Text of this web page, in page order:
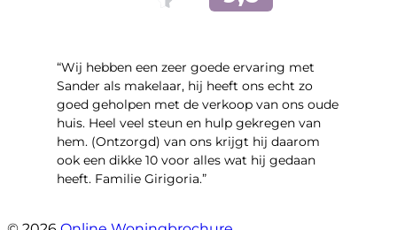
“Wij hebben een zeer goede ervaring met
Sander als makelaar, hij heeft ons echt zo
goed geholpen met de verkoop van ons oude
huis. Heel veel steun en hulp gekregen van
hem. (Ontzorgd) van ons krijgt hij daarom
ook een dikke 10 voor alles wat hij gedaan
heeft. Familie Girigoria.”